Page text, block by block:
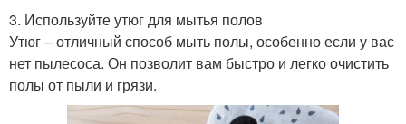
3. Используйте утюг для мытья полов
Утюг – отличный способ мыть полы, особенно если у вас
нет пылесоса. Он позволит вам быстро и легко очистить
полы от пыли и грязи.